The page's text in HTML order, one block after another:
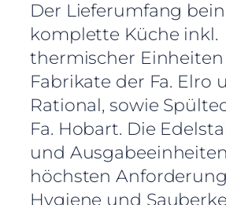
Der Lieferumfang
komplette Küche inkl.
thermischer Einheiten
Fabrikate der Fa. Elro
Rational, sowie
Fa. Hobart. Die
und
höchsten
Hygiene und